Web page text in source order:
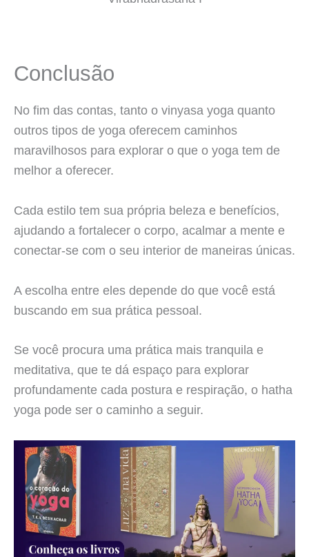
Conclusão
No fim das contas, tanto o vinyasa yoga quanto
outros tipos de yoga oferecem caminhos
maravilhosos para explorar o que o yoga tem de
melhor a oferecer.
Cada estilo tem sua própria beleza e benefícios,
ajudando a fortalecer o corpo, acalmar a mente e
conectar-se com o seu interior de maneiras únicas.
A escolha entre eles depende do que você está
buscando em sua prática pessoal.
Se você procura uma prática mais tranquila e
meditativa, que te dá espaço para explorar
profundamente cada postura e respiração, o hatha
yoga pode ser o caminho a seguir.